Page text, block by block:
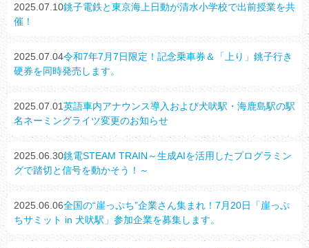
2025.07.10銚子電鉄と東京海上日動が清水小学校で出前授業を共
催！
2025.07.04令和7年7月7日限定！記念乗車券＆「上り」銚子行き
硬券を同時発売します。
2025.07.01英語車内アナウンス導入および犬吠駅・海鹿島駅の駅
名ネーミングライツ変更のお知らせ
2025.06.30銚電STEAM TRAIN～生成AIを活用したプログラミン
グで踏切と信号を動かそう！～
2025.06.06全国の“崖っぷち”企業さん集まれ！7月20日「崖っぷ
ちサミット in 犬吠駅」参加企業を募集します。